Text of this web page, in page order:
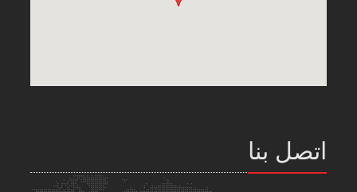
اتصل بنا